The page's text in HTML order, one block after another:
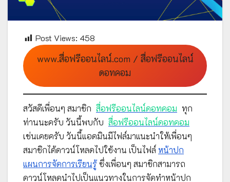
Post Views: 458
www.สื่อฟรีออนไลน์.com / สื่อฟรีออนไลน์
ดอทคอม
สวัสดีเพื่อนๆ สมาชิก สื่อฟรีออนไลน์ดอทคอม ทุก
ท่านนะครับ วันนี้พบกับ สื่อฟรีออนไลน์ดอทคอม
เช่นเคยครับ วันนี้แอดมินมีไฟล์มาแนะนำให้เพื่อนๆ
สมาชิกได้ดาวน์โหลดไปใช้งาน เป็นไฟล์ หน้าปก
แผนการจัดการเรียนรู้ ซึ่งเพื่อนๆ สมาชิกสามารถ
ดาวน์โหลดนำไปเป็นแนวทางในการจัดทำหน้าปก